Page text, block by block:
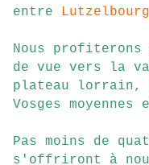
entre Lutzelbourg
Nous profiterons
de vue vers la
plateau lorrain,
Vosges
Pas moins de
s'offriront à